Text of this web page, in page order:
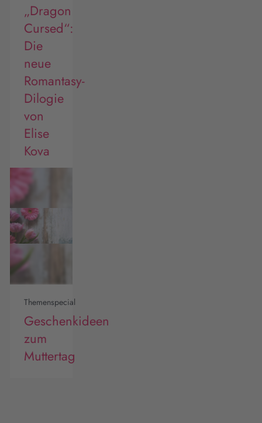
„Dragon
Cursed“:
Die
neue
Romantasy-
Dilogie
von
Elise
Kova
Themenspecial
Geschenkideen
zum
Muttertag